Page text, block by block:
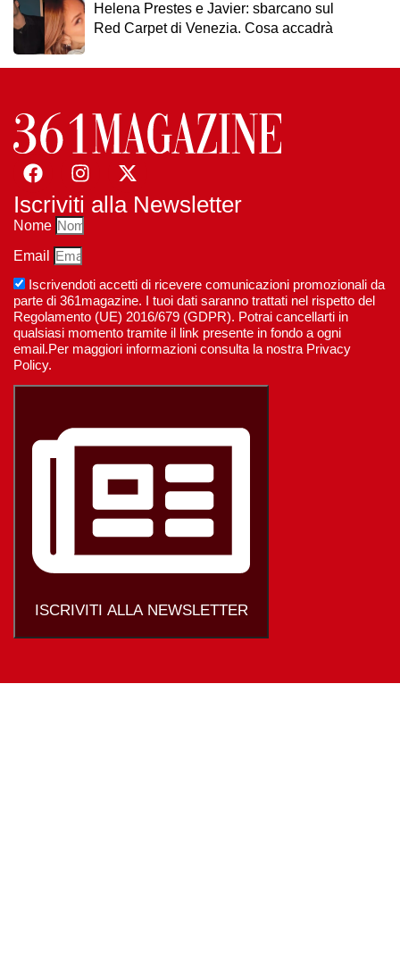
Helena Prestes e Javier: sbarcano sul
Red Carpet di Venezia. Cosa accadrà
Iscriviti alla Newsletter
Nome
Email
Iscrivendoti accetti di ricevere comunicazioni promozionali da
parte di 361magazine. I tuoi dati saranno trattati nel rispetto del
Regolamento (UE) 2016/679 (GDPR). Potrai cancellarti in
qualsiasi momento tramite il link presente in fondo a ogni
email.Per maggiori informazioni consulta la nostra Privacy
Policy.
ISCRIVITI ALLA NEWSLETTER